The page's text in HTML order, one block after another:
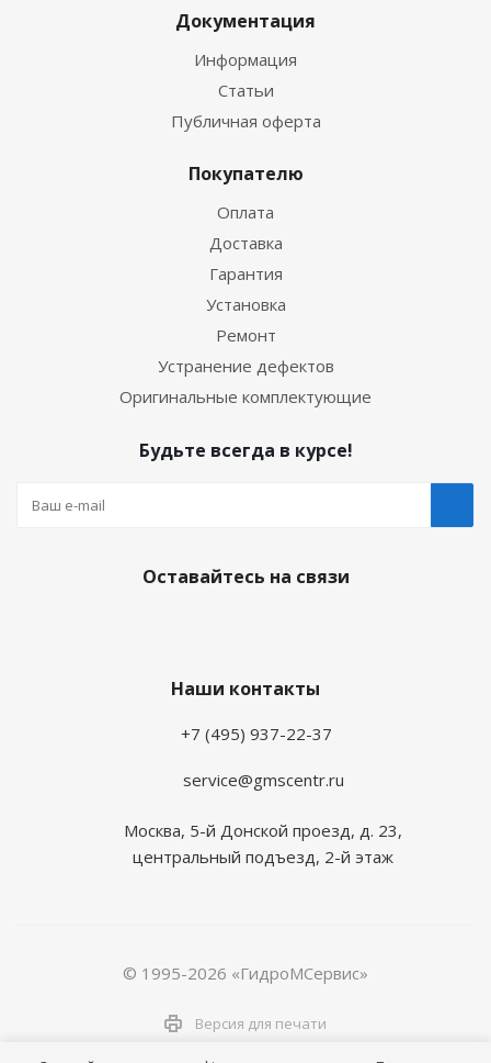
Документация
Информация
Статьи
Публичная оферта
Покупателю
Оплата
Доставка
Гарантия
Установка
Ремонт
Устранение дефектов
Оригинальные комплектующие
Будьте всегда в курсе!
Оставайтесь на связи
Наши контакты
+7 (495) 937-22-37
service@gmscentr.ru
Москва, 5-й Донской проезд, д. 23,
центральный подъезд, 2-й этаж
© 1995-2026 «ГидроМСервис»
Версия для печати